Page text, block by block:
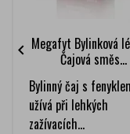
Megafyt Bylinková
Čajová směs...
Bylinný čaj s
užívá při lehkých
zažívacích...
